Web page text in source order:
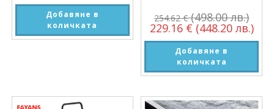
Добавяне в
количката
254.62€ (498.00 лв.)
229.16 € (448.20 лв.)
Добавяне в
количката